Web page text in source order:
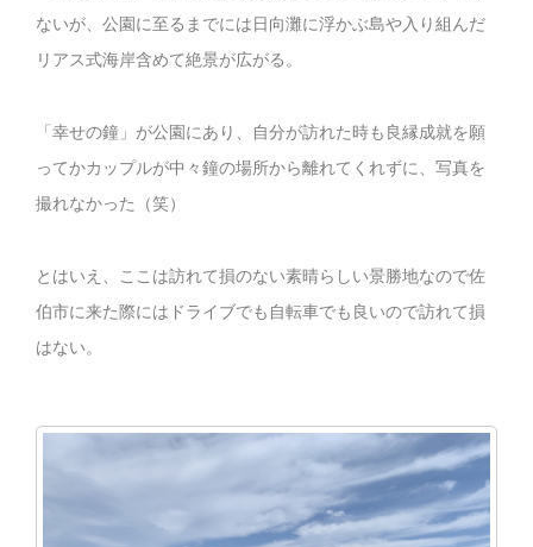
ないが、公園に至るまでには日向灘に浮かぶ島や入り組んだ
リアス式海岸含めて絶景が広がる。
「幸せの鐘」が公園にあり、自分が訪れた時も良縁成就を願
ってかカップルが中々鐘の場所から離れてくれずに、写真を
撮れなかった（笑）
とはいえ、ここは訪れて損のない素晴らしい景勝地なので佐
伯市に来た際にはドライブでも自転車でも良いので訪れて損
はない。